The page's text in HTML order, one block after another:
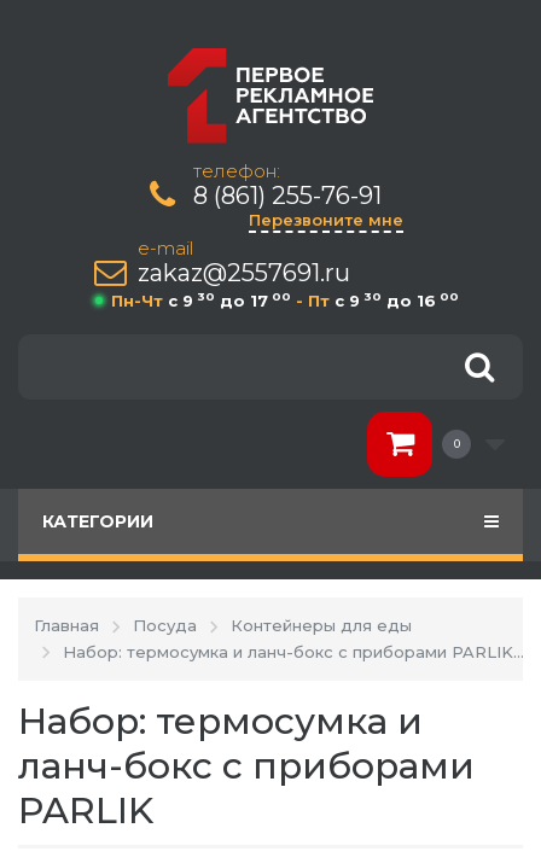
телефон:
8 (861) 255-76-91
Перезвоните мне
e-mail
zakaz@2557691.ru
Пн-Чт c 9 30 до 17 00 - Пт c 9 30 до 16 00
0
КАТЕГОРИИ
Главная Посуда
Контейнеры для еды
Набор: термосумка и ланч-бокс с приборами PARLIK
Набор: термосумка и
ланч-бокс с приборами
PARLIK